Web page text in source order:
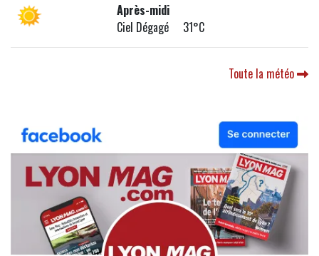
Après-midi
Ciel Dégagé 31°C
Toute la météo